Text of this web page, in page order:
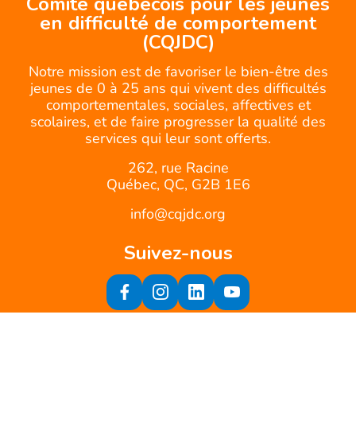
en difficulté de comportement
(CQJDC)
Notre mission est de favoriser le bien-être des
jeunes de 0 à 25 ans qui vivent des difficultés
comportementales, sociales, affectives et
scolaires, et de faire progresser la qualité des
services qui leur sont offerts.
262, rue Racine
Québec, QC, G2B 1E6
info@cqjdc.org
Suivez-nous